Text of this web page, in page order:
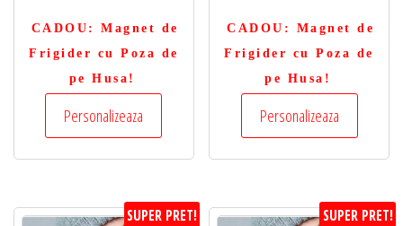
CADOU : Magnet de
Frigider cu Poza de
pe Husa!
Personalizeaza
CADOU : Magnet de
Frigider cu Poza de
pe Husa!
Personalizeaza
SUPER PRET! SUPER PRET!